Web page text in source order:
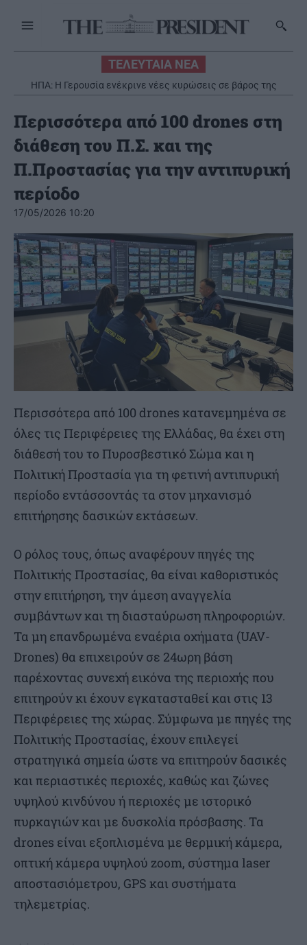
ΤΕΛΕΥΤΑΙΑ ΝΕΑ
ΗΠΑ: Η Γερουσία ενέκρινε νέες κυρώσεις σε βάρος της
Ρωσίας
Περισσότερα από 100 drones στη
διάθεση του Π.Σ. και της
Π.Προστασίας για την αντιπυρική
περίοδο
17/05/2026 10:20
Περισσότερα από 100 drones κατανεμημένα σε
όλες τις Περιφέρειες της Ελλάδας, θα έχει στη
διάθεσή του το Πυροσβεστικό Σώμα και η
Πολιτική Προστασία για τη φετινή αντιπυρική
περίοδο εντάσσοντάς τα στον μηχανισμό
επιτήρησης δασικών εκτάσεων.
Ο ρόλος τους, όπως αναφέρουν πηγές της
Πολιτικής Προστασίας, θα είναι καθοριστικός
στην επιτήρηση, την άμεση αναγγελία
συμβάντων και τη διασταύρωση πληροφοριών.
Τα μη επανδρωμένα εναέρια οχήματα (UAV-
Drones) θα επιχειρούν σε 24ωρη βάση
παρέχοντας συνεχή εικόνα της περιοχής που
επιτηρούν κι έχουν εγκατασταθεί και στις 13
Περιφέρειες της χώρας. Σύμφωνα με πηγές της
Πολιτικής Προστασίας, έχουν επιλεγεί
στρατηγικά σημεία ώστε να επιτηρούν δασικές
και περιαστικές περιοχές, καθώς και ζώνες
υψηλού κινδύνου ή περιοχές με ιστορικό
πυρκαγιών και με δυσκολία πρόσβασης. Τα
drones είναι εξοπλισμένα με θερμική κάμερα,
οπτική κάμερα υψηλού zoom, σύστημα laser
αποστασιόμετρου, GPS και συστήματα
τηλεμετρίας.